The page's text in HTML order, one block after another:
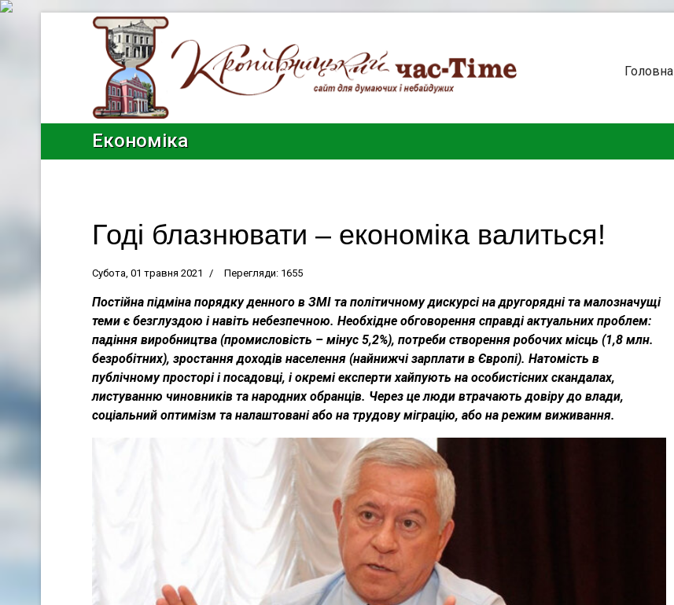
Головна
Економіка
Годі блазнювати – економіка валиться!
Субота, 01 травня 2021 Перегляди: 1655
Постійна підміна порядку денного в ЗМІ та політичному дискурсі на другорядні та малозначущі
теми є безглуздою і навіть небезпечною. Необхідне обговорення справді актуальних проблем:
падіння виробництва (промисловість – мінус 5,2%), потреби створення робочих місць (1,8 млн.
безробітних), зростання доходів населення (найнижчі зарплати в Європі). Натомість в
публічному просторі і посадовці, і окремі експерти хайпують на особистісних скандалах,
листуванню чиновників та народних обранців. Через це люди втрачають довіру до влади,
соціальний оптимізм та налаштовані або на трудову міграцію, або на режим виживання.